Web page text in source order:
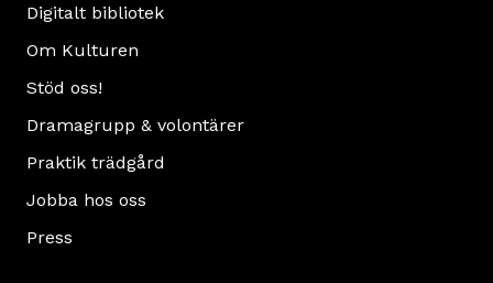
Digitalt bibliotek
Om Kulturen
Stöd oss!
Dramagrupp & volontärer
Praktik trädgård
Jobba hos oss
Press